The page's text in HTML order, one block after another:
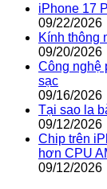
iPhone 17
09/22/2026
Kính thông
09/20/2026
Công nghệ
sạc
09/16/2026
Tại sao la
09/12/2026
Chip trên
hơn CPU
09/12/2026